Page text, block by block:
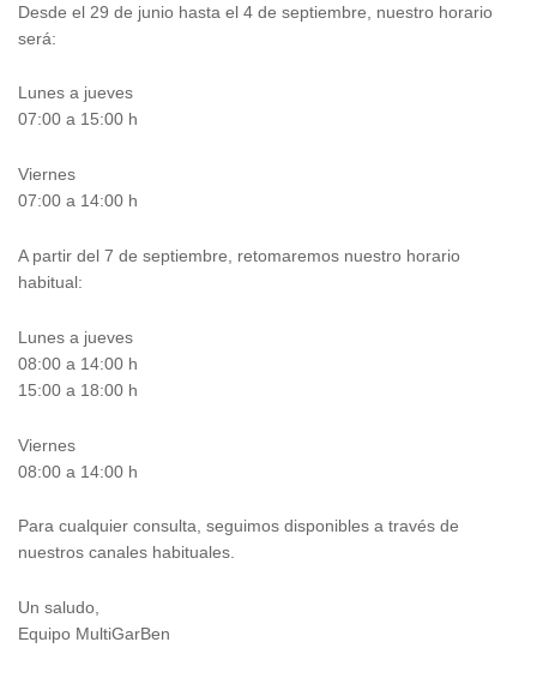
Desde el 29 de junio hasta el 4 de septiembre, nuestro horario
será:
Lunes a jueves
07:00 a 15:00 h
Viernes
07:00 a 14:00 h
A partir del 7 de septiembre, retomaremos nuestro horario
habitual:
Lunes a jueves
08:00 a 14:00 h
15:00 a 18:00 h
Viernes
08:00 a 14:00 h
Para cualquier consulta, seguimos disponibles a través de
nuestros canales habituales.
Un saludo,
Equipo MultiGarBen